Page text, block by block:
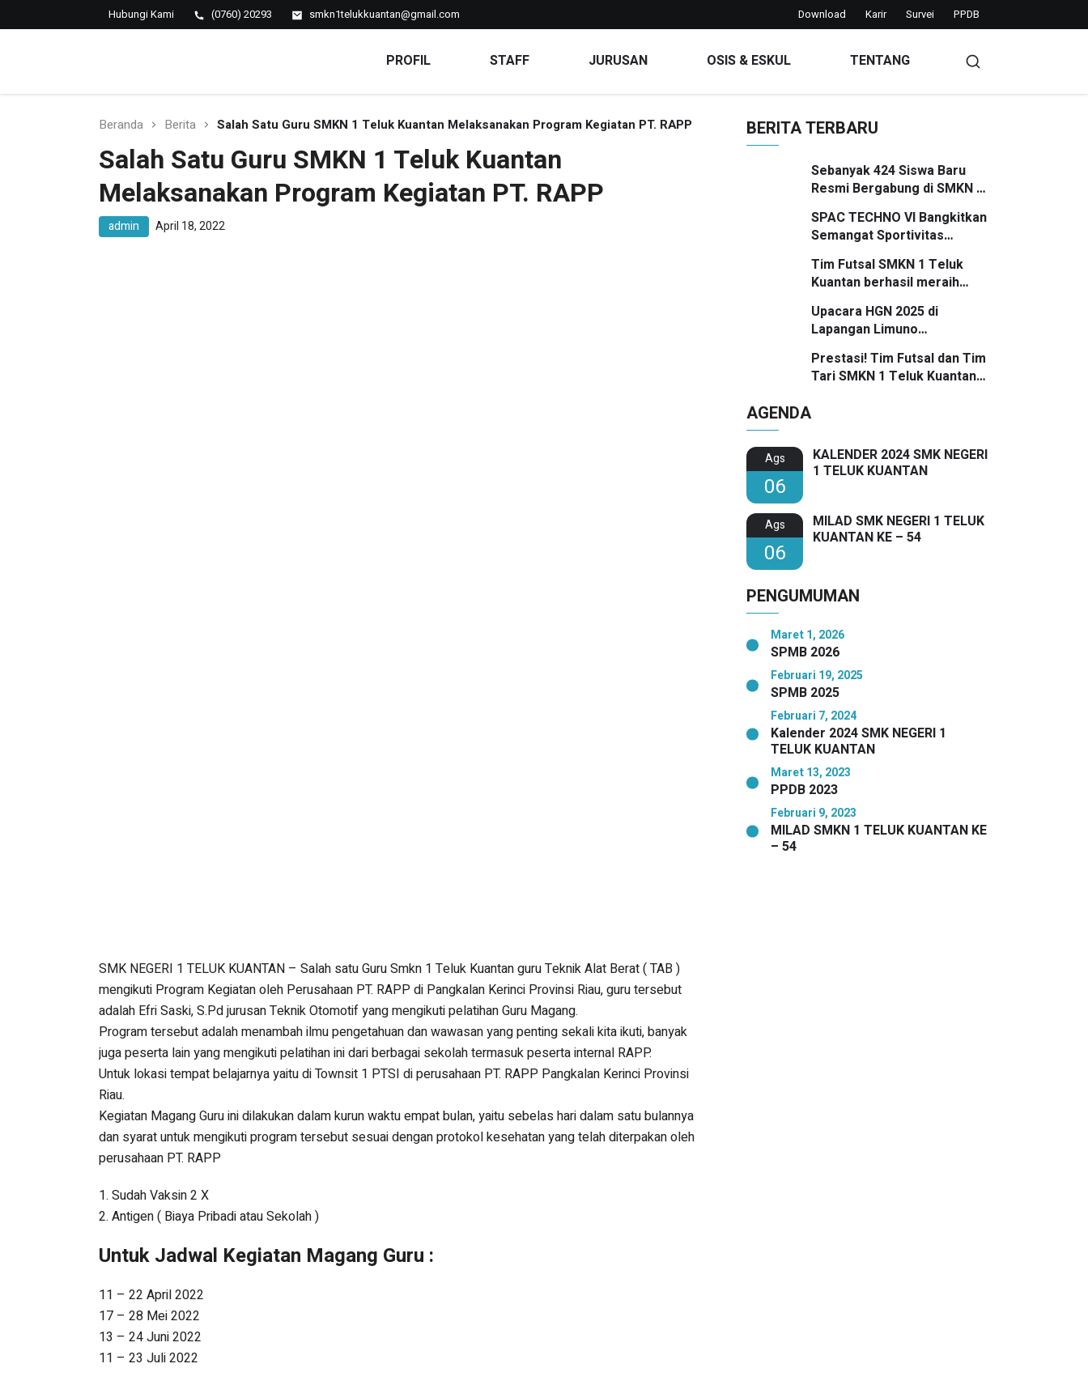
Hubungi Kami (0760) 20293 smkn1telukkuantan@gmail.com Download Karir Survei PPDB
PROFIL STAFF JURUSAN OSIS & ESKUL TENTANG
Beranda Berita Salah Satu Guru SMKN 1 Teluk Kuantan Melaksanakan Program Kegiatan PT. RAPP
Salah Satu Guru SMKN 1 Teluk Kuantan
Melaksanakan Program Kegiatan PT. RAPP
admin April 18, 2022
SMK NEGERI 1 TELUK KUANTAN – Salah satu Guru Smkn 1 Teluk Kuantan guru Teknik Alat Berat ( TAB )
mengikuti Program Kegiatan oleh Perusahaan PT. RAPP di Pangkalan Kerinci Provinsi Riau, guru tersebut
adalah Efri Saski, S.Pd jurusan Teknik Otomotif yang mengikuti pelatihan Guru Magang.
Program tersebut adalah menambah ilmu pengetahuan dan wawasan yang penting sekali kita ikuti, banyak
juga peserta lain yang mengikuti pelatihan ini dari berbagai sekolah termasuk peserta internal RAPP.
Untuk lokasi tempat belajarnya yaitu di Townsit 1 PTSI di perusahaan PT. RAPP Pangkalan Kerinci Provinsi
Riau.
Kegiatan Magang Guru ini dilakukan dalam kurun waktu empat bulan, yaitu sebelas hari dalam satu bulannya
dan syarat untuk mengikuti program tersebut sesuai dengan protokol kesehatan yang telah diterpakan oleh
perusahaan PT. RAPP
1. Sudah Vaksin 2 X
2. Antigen ( Biaya Pribadi atau Sekolah )
Untuk Jadwal Kegiatan Magang Guru :
11 – 22 April 2022
17 – 28 Mei 2022
13 – 24 Juni 2022
11 – 23 Juli 2022
BERITA TERBARU
Sebanyak 424 Siswa Baru
Resmi Bergabung di SMKN 1
2026/2027
SPAC TECHNO VI Bangkitkan
Semangat Sportivitas
Kuansing
Tim Futsal SMKN 1 Teluk
Kuantan berhasil meraih
Upacara HGN 2025 di
Lapangan Limuno
SMKN 1 Teluk Kuantan Raih
Dua Penghargaan Bergengsi
Prestasi! Tim Futsal dan Tim
Tari SMKN 1 Teluk Kuantan
AGENDA
Ags
06
KALENDER 2024 SMK NEGERI
1 TELUK KUANTAN
Ags
06
MILAD SMK NEGERI 1 TELUK
KUANTAN KE – 54
PENGUMUMAN
Maret 1, 2026
SPMB 2026
Februari 19, 2025
SPMB 2025
Februari 7, 2024
Kalender 2024 SMK NEGERI 1
TELUK KUANTAN
Maret 13, 2023
PPDB 2023
Februari 9, 2023
MILAD SMKN 1 TELUK KUANTAN KE
– 54